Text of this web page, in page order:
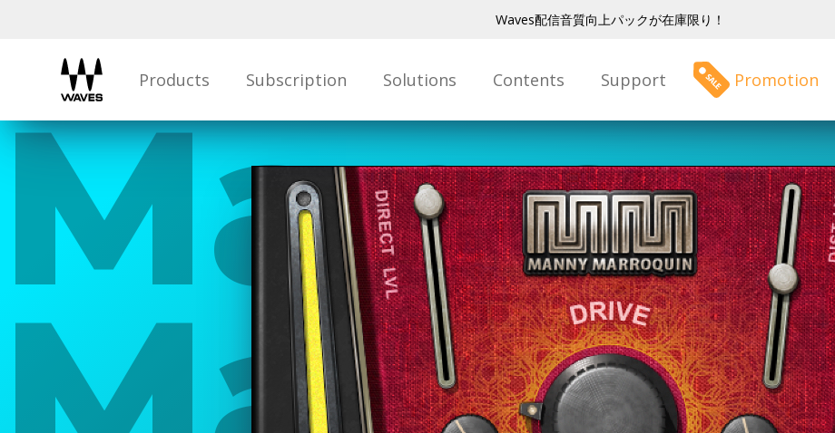
Waves配信音質向上パックが在庫限り！
Products Subscription Solutions Contents Support Promotion
Manny